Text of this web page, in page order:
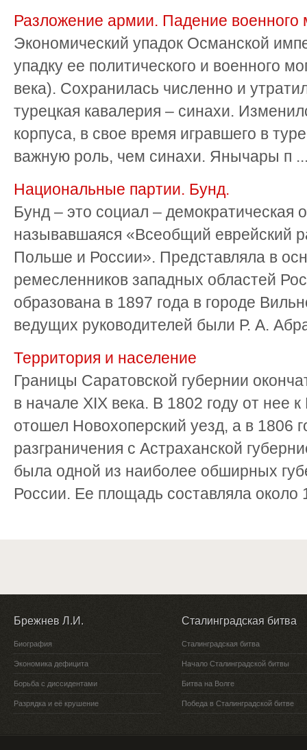
Разложение армии. Падение военного
Экономический упадок Османской
упадку ее политического и военного
века). Сохранилась численно и
турецкая кавалерия – синахи.
корпуса, в свое время игравшего в
важную роль, чем синахи. Янычары п
Национальные партии. Бунд.
Бунд – это социал – демократическая
называвшаяся «Всеобщий еврейский
Польше и России». Представляла в
ремесленников западных областей
образована в 1897 года в городе
ведущих руководителей были Р. А.
Территория и население
Границы Саратовской губернии
в начале XIX века. В 1802 году от нее
отошел Новохоперский уезд, а в 1806
разграничения с Астраханской
была одной из наиболее обширных
России. Ее площадь составляла около
Брежнев Л.И.
Биография
Экономика дефицита
Борьба с диссидентами
Разрядка и её крушение
Сталинградская битва
Сталинградская битва
Начало Сталинградской битвы
Битва на Волге
Победа в Сталинградской битве